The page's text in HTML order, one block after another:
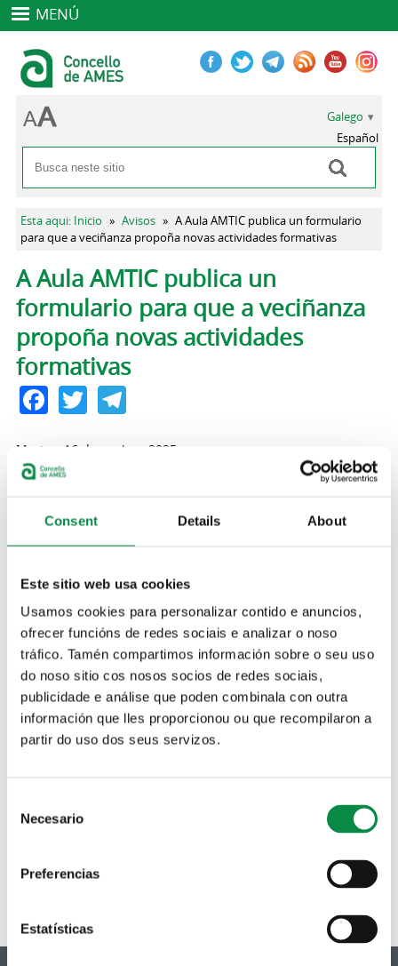
Consent Details About
Este sitio web usa cookies
Usamos cookies para personalizar contido e anuncios,
ofrecer funcións de redes sociais e analizar o noso
tráfico. Tamén compartimos información sobre o seu uso
do noso sitio cos nosos socios de redes sociais,
publicidade e análise que poden combinala con outra
información que lles proporcionou ou que recompilaron a
partir do uso dos seus servizos.
Selection
Necesario
Preferencias
Estatísticas
MENÚ
Formulario de busca
Buscar
Galego
Español
Vostede está aquí
Esta aqui: Inicio » Avisos » A Aula AMTIC publica un formulario
para que a veciñanza propoña novas actividades formativas
Pestanas principais
A Aula AMTIC publica un
formulario para que a veciñanza
propoña novas actividades
formativas
Facebook
TwitterTelegram
Martes, 16 decembro, 2025
Aula AMTIC
A Aula Municipal Tecnolóxica da Información e da
que está situada na Casa da Cultura do Milladoiro,
veciños/as de Ames, poidan enviar propostas de
actividades formativas para a aula e para os centros
do rural.
Dende a Aula AMTIC de Ames están planificando os cursos e
actividades de 2026 relacionadas coa Aula AMTIC da Casa da
Cultura do Milladoiro e coas parroquias de Ames,
adaptándose ás necesidades e intereses da veciñanza. A
opinión dos/as veciños/as é fundamental para seguir
programación que realmente sexa interesante.